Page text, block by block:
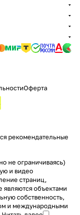
Оферта
рекомендательные
не ограничиваясь)
и видео
страниц,
объектами
собственность,
и международными